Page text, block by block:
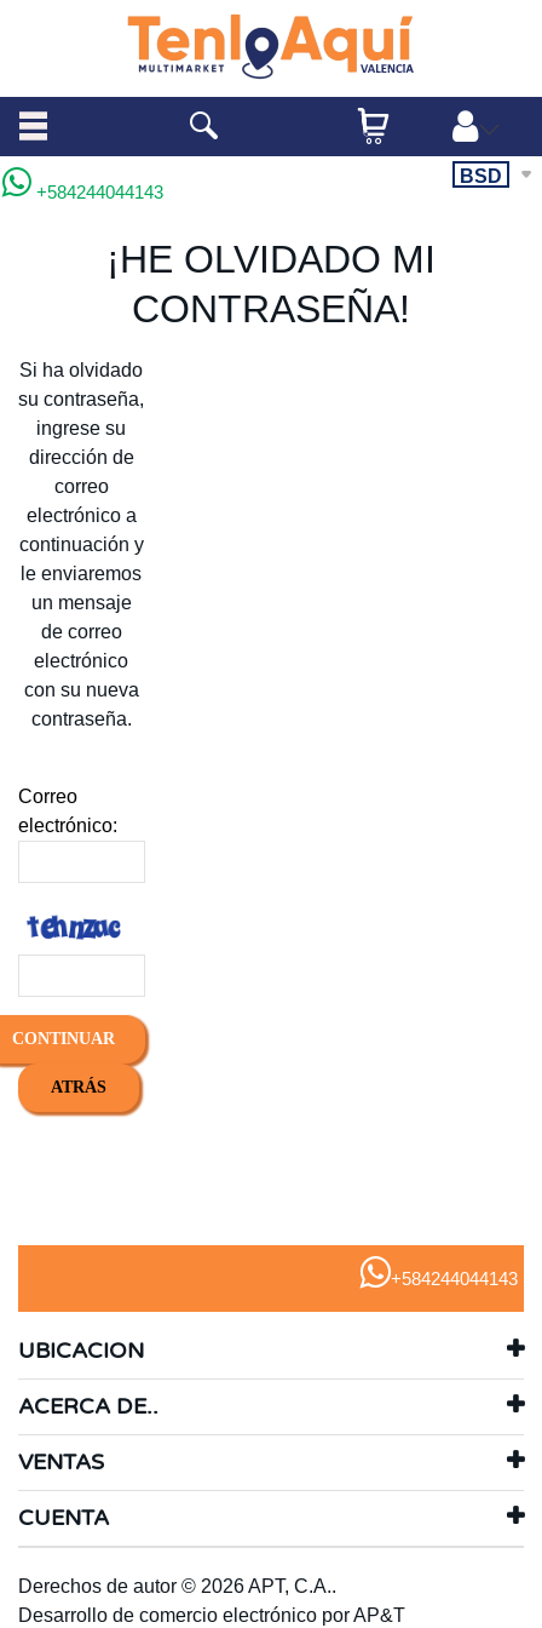
+584244044143
BSD
¡HE OLVIDADO MI
CONTRASEÑA!
Si ha olvidado
su contraseña,
ingrese su
dirección de
correo
electrónico a
continuación y
le enviaremos
un mensaje
de correo
electrónico
con su nueva
contraseña.
Correo
electrónico:
CONTINUAR
ATRÁS
+584244044143
UBICACION
ACERCA DE..
VENTAS
CUENTA
Derechos de autor © 2026 APT, C.A..
Desarrollo de comercio electrónico porAP&T